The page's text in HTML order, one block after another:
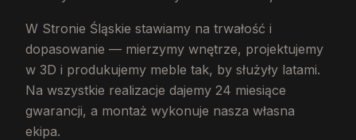
W Stronie Śląskie stawiamy na trwałość i
dopasowanie — mierzymy wnętrze, projektujemy
w 3D i produkujemy meble tak, by służyły latami.
Na wszystkie realizacje dajemy 24 miesiące
gwarancji, a montaż wykonuje nasza własna
ekipa.